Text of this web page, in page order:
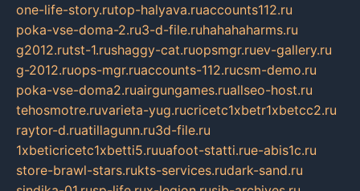
one-life-story.rutop-halyava.ruaccounts112.ru
poka-vse-doma-2.ru3-d-file.ruhahahaharms.ru
g2012.rutst-1.rushaggy-cat.ruopsmgr.ruev-gallery.ru
g-2012.ruops-mgr.ruaccounts-112.rucsm-demo.ru
poka-vse-doma2.ruairgungames.ruallseo-host.ru
tehosmotre.ruvarieta-yug.rucricetc1xbetr1xbetcc2.ru
raytor-d.ruatillagunn.ru3d-file.ru
1xbeticricetc1xbetti5.ruuafoot-statti.rue-abis1c.ru
store-brawl-stars.rukts-services.rudark-sand.ru